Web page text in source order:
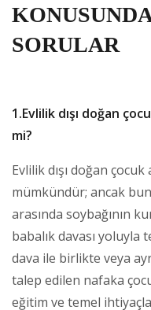
SORULAR
1.Evlilik dışı doğan
mi?
Evlilik dışı doğan
mümkündür; ancak
arasında soybağının
babalık davası
dava ile birlikte veya
talep edilen nafaka
eğitim ve temel